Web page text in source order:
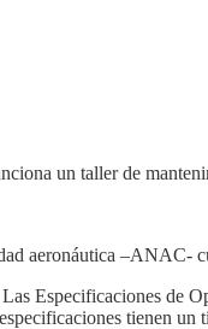
un taller de
aeronáutica –ANAC-
Especificaciones de
tienen